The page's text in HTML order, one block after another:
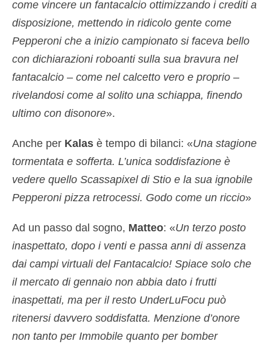
come vincere un fantacalcio ottimizzando i crediti a
disposizione, mettendo in ridicolo gente come
Pepperoni che a inizio campionato si faceva bello
con dichiarazioni roboanti sulla sua bravura nel
fantacalcio – come nel calcetto vero e proprio –
rivelandosi come al solito una schiappa, finendo
ultimo con disonore».
Anche per Kalas è tempo di bilanci: «Una stagione
tormentata e sofferta. L’unica soddisfazione è
vedere quello Scassapixel di Stio e la sua ignobile
Pepperoni pizza retrocessi. Godo come un riccio»
Ad un passo dal sogno, Matteo: «Un terzo posto
inaspettato, dopo i venti e passa anni di assenza
dai campi virtuali del Fantacalcio! Spiace solo che
il mercato di gennaio non abbia dato i frutti
inaspettati, ma per il resto UnderLuFocu può
ritenersi davvero soddisfatta. Menzione d’onore
non tanto per Immobile quanto per bomber